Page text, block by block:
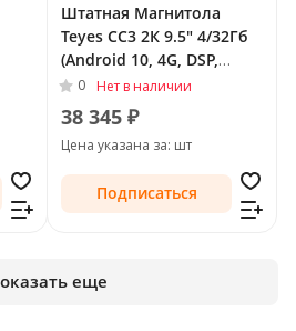
Штатная Магнитола
Teyes CC3 2К 9.5" 4/32Гб
(Android 10, 4G, DSP,
QLed) для Toyota Land
Cruiser Prado 120 Series
2002 - 2007 Тип-B (F1)
0 Нет в наличии
38 345 ₽
Цена указана за: шт
Подписаться
еще